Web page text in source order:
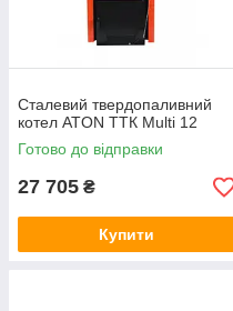
Сталевий твердопаливний
котел ATON ТТК Multi 12
Готово до відправки
27 705 ₴
Купити